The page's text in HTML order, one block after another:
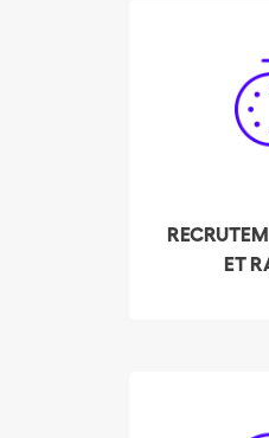
ET
de ménage
quelques
système
sélectionnés